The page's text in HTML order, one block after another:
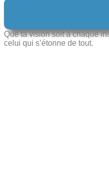
Que ta vision soit à chaque
celui qui s’étonne de tout.​